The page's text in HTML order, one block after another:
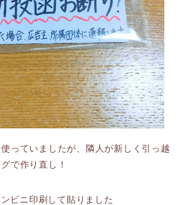
っていましたが、隣人が新しく引っ越
で作り直し！
ビニ印刷して貼りました